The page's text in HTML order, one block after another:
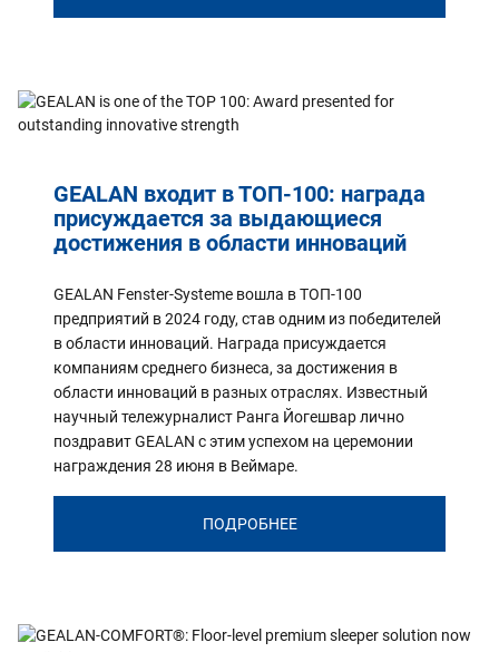
GEALAN входит в ТОП-100: награда
присуждается за выдающиеся
достижения в области инноваций
GEALAN Fenster-Systeme вошла в ТОП-100
предприятий в 2024 году, став одним из победителей
в области инноваций. Награда присуждается
компаниям среднего бизнеса, за достижения в
области инноваций в разных отраслях. Известный
научный тележурналист Ранга Йогешвар лично
поздравит GEALAN с этим успехом на церемонии
награждения 28 июня в Веймаре.
ПОДРОБНЕЕ